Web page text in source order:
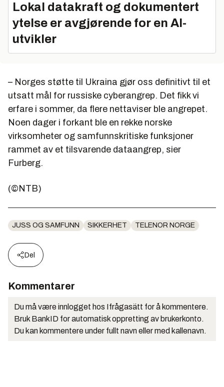
Lokal datakraft og dokumentert
ytelse er avgjørende for en AI-
utvikler
– Norges støtte til Ukraina gjør oss definitivt til et
utsatt mål for russiske cyberangrep. Det fikk vi
erfare i sommer, da flere nettaviser ble angrepet.
Noen dager i forkant ble en rekke norske
virksomheter og samfunnskritiske funksjoner
rammet av et tilsvarende dataangrep, sier
Furberg.
(©NTB)
JUSS OG SAMFUNN SIKKERHET TELENOR NORGE
Del
Kommentarer
Du må være innlogget hos Ifrågasätt for å kommentere.
Bruk BankID for automatisk oppretting av brukerkonto.
Du kan kommentere under fullt navn eller med kallenavn.